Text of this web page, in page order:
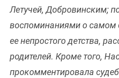
Летучей, Добровинским;
воспоминаниями о самом
ее непростого детства,
родителей. Кроме того,
прокомментировала